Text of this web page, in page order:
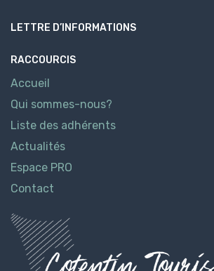
LETTRE D’INFORMATIONS
RACCOURCIS
Accueil
Qui sommes-nous?
Liste des adhérents
Actualités
Espace PRO
Contact